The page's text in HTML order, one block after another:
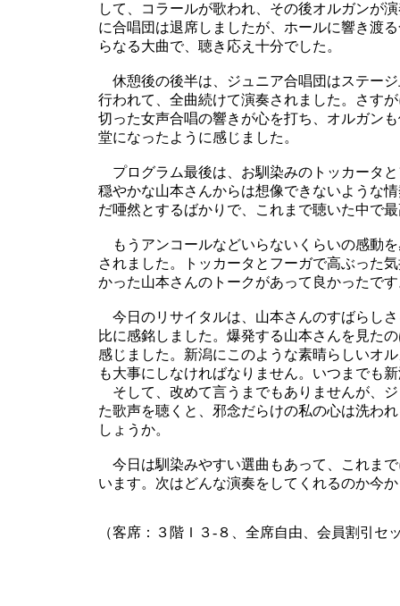
して、コラールが歌われ、その後オルガンが
に合唱団は退席しましたが、ホールに響き渡
らなる大曲で、聴き応え十分でした。
休憩後の後半は、ジュニア合唱団はステー
行われて、全曲続けて演奏されました。さす
切った女声合唱の響きが心を打ち、オルガン
堂になったように感じました。
プログラム最後は、お馴染みのトッカータ
穏やかな山本さんからは想像できないような
だ唖然とするばかりで、これまで聴いた中で
もうアンコールなどいらないくらいの感動
されました。トッカータとフーガで高ぶった
かった山本さんのトークがあって良かったで
今日のリサイタルは、山本さんのすばらし
比に感銘しました。爆発する山本さんを見た
感じました。新潟にこのような素晴らしいオ
も大事にしなければなりません。いつまでも
そして、改めて言うまでもありませんが、
た歌声を聴くと、邪念だらけの私の心は洗わ
しょうか。
今日は馴染みやすい選曲もあって、これま
います。次はどんな演奏をしてくれるのか今
（客席：３階Ｉ３-８、全席自由、会員割引セ